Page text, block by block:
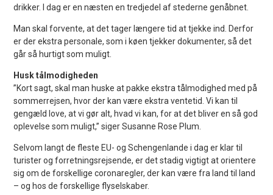
drikker. I dag er en næsten en tredjedel af stederne genåbnet.
Man skal forvente, at det tager længere tid at tjekke ind. Derfor
er der ekstra personale, som i køen tjekker dokumenter, så det
går så hurtigt som muligt.
Husk tålmodigheden
”Kort sagt, skal man huske at pakke ekstra tålmodighed med på
sommerrejsen, hvor der kan være ekstra ventetid. Vi kan til
gengæld love, at vi gør alt, hvad vi kan, for at det bliver en så god
oplevelse som muligt,” siger Susanne Rose Plum.
Selvom langt de fleste EU- og Schengenlande i dag er klar til
turister og forretningsrejsende, er det stadig vigtigt at orientere
sig om de forskellige coronaregler, der kan være fra land til land
– og hos de forskellige flyselskaber.